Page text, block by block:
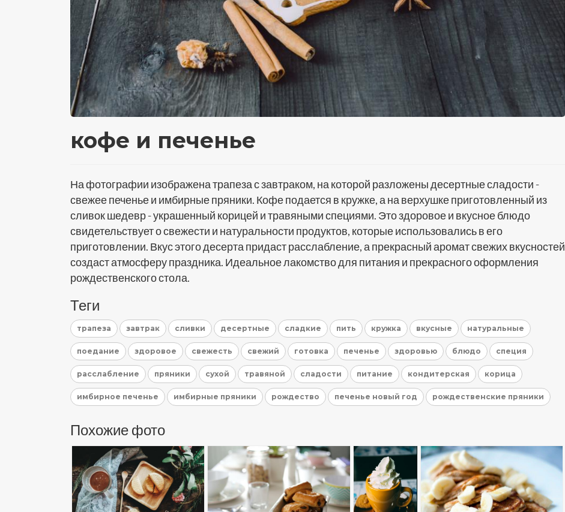
кофе и печенье
На фотографии изображена трапеза с завтраком, на которой разложены десертные сладости -
свежее печенье и имбирные пряники. Кофе подается в кружке, а на верхушке приготовленный из
сливок шедевр - украшенный корицей и травяными специями. Это здоровое и вкусное блюдо
свидетельствует о свежести и натуральности продуктов, которые использовались в его
приготовлении. Вкус этого десерта придаст расслабление, а прекрасный аромат свежих вкусностей
создаст атмосферу праздника. Идеальное лакомство для питания и прекрасного оформления
рождественского стола.
Теги
трапеза завтрак сливки десертные сладкие пить кружка вкусные натуральные
поедание здоровое свежесть свежий готовка печенье здоровью блюдо специя
расслабление пряники сухой травяной сладости питание кондитерская корица
имбирное печенье имбирные пряники рождество печенье новый год рождественские пряники
Похожие фото